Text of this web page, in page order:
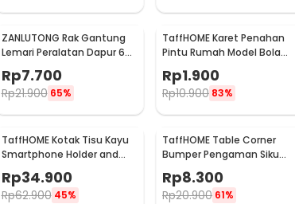
ZANLUTONG Rak Gantung
Lemari Peralatan Dapur 6
Rp7.700
Rp21.900 65%
TaffHOME Karet Penahan
Pintu Rumah Model Bola
Rp1.900
Rp10.900 83%
TaffHOME Kotak Tisu Kayu
Smartphone Holder and
Tissue Box - ZJ05
Rp34.900
Rp62.900 45%
TaffHOME Table Corner
Bumper Pengaman Siku
Sudut Meja Silicone 10 PCS
- FY21
Rp8.300
Rp20.900 61%